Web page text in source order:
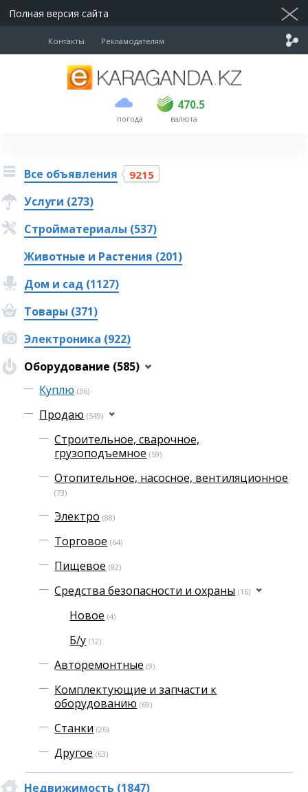
Полная версия сайта
Контакты Рекламодателям
погода
470.5
покупка продажа
USD 468.5 470.5
EUR валюта
Все объявления 9215
Услуги (273)
Стройматериалы (537)
Животные и Растения (201)
Дом и сад (1127)
Товары (371)
Электроника (922)
Оборудование (585)
Куплю (36)
Продаю (549)
Строительное, сварочное,
грузоподъемное (59)
Отопительное, насосное, вентиляционное
(73)
Электро (88)
Торговое (64)
Пищевое (82)
Средства безопасности и охраны (16)
Новое (4)
Б/у (12)
Авторемонтные (9)
Комплектующие и запчасти к
оборудованию (69)
Станки (26)
Другое (63)
Недвижимость (1847)